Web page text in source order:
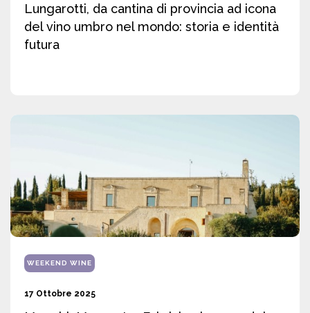
Lungarotti, da cantina di provincia ad icona
del vino umbro nel mondo: storia e identità
futura
WEEKEND WINE
17 Ottobre 2025